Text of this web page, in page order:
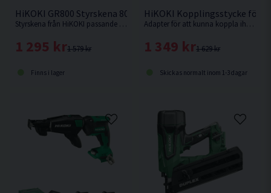
HiKOKI GR800 Styrskena 800mm
Styrskena från HiKOKI passande cirkelsågarna C1806DUM & C3606DUM. Samt sänksågen C3606DPA.
1 579 kr
1 295 kr
Finns i lager
HiKOKI Kopplingsstycke för
Adapter för att kunna koppla ihop fler styrskenor för att göra den längre.
1 629 kr
1 349 kr
Skickas normalt inom 1-3 dagar